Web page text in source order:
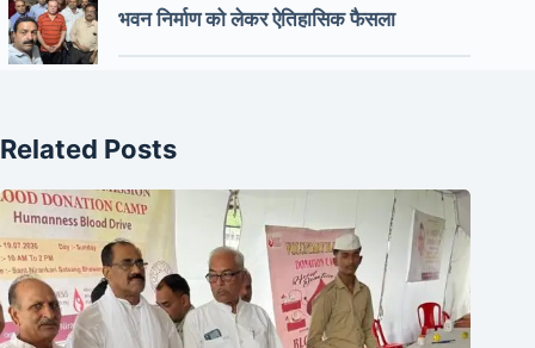
भवन निर्माण को लेकर ऐतिहासिक फैसला
Related Posts